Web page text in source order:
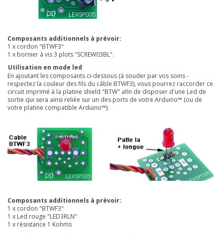
Composants additionnels à prévoir:
1 x cordon "BTWF3"
1 x bornier à vis 3 plots "SCREW03BL".
Utilisation en mode led
En ajoutant les composants ci-dessous (à souder par vos soins -
respectez la couleur des fils du câble BTWF3), vous pourrez raccorder ce
circuit imprimé à la platine shield "BTW" afin de disposer d'une Led de
sortie qui sera ainsi reliée sur un des ports de votre Arduino™ (ou de
votre platine compatible Arduino™).
Composants additionnels à prévoir:
1 x cordon "BTWF3"
1 x Led rouge "LED3RLN"
1 x résistance 1 Kohms